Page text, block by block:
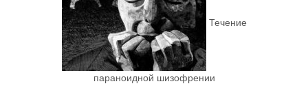
Течение
параноидной шизофрении